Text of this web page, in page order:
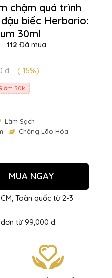
chậm quá trình
biếc Herbario:
30ml
112 Đã mua
đ (-15%)
50k
Làm Sạch
Chống Lão Hóa
MUA NGAY
Toàn quốc từ 2-3
từ 99,000 đ.